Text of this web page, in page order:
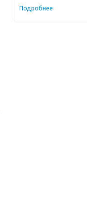
Подробнее